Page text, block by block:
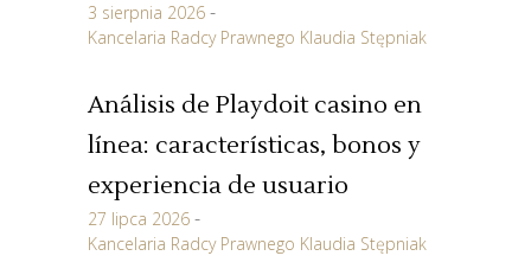
3 sierpnia 2026
Kancelaria Radcy Prawnego Klaudia Stępniak
Análisis de Playdoit casino en
línea: características, bonos y
experiencia de usuario
27 lipca 2026
Kancelaria Radcy Prawnego Klaudia Stępniak